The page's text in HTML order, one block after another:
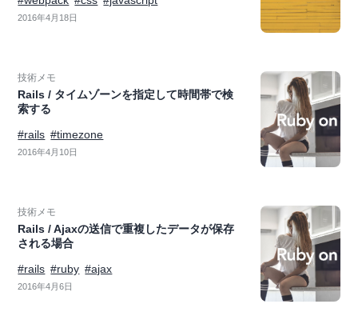
2016年4月18日
技術メモ
Rails / タイムゾーンを指定して時間帯で検
索する
#rails #timezone
2016年4月10日
技術メモ
Rails / Ajaxの送信で重複したデータが保存
される場合
#rails #ruby #ajax
2016年4月6日